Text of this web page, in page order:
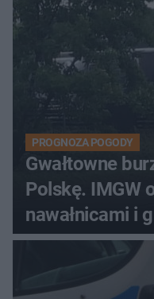
PROGNOZA POGODY
Gwałtowne
Polskę. IMGW
nawałnicami i